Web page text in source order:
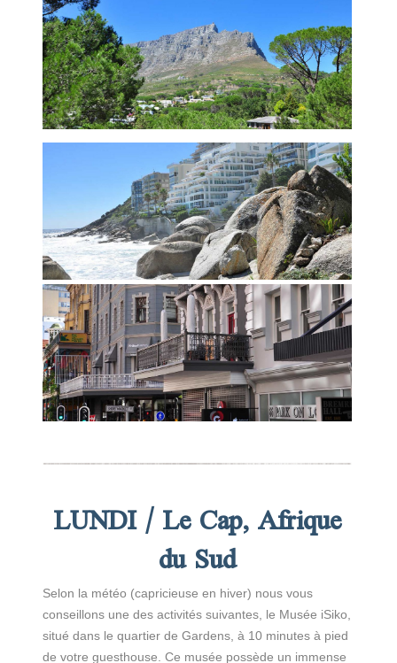
LUNDI / Le Cap, Afrique
du Sud
Selon la météo (capricieuse en hiver) nous vous
conseillons une des activités suivantes, le Musée iSiko,
situé dans le quartier de Gardens, à 10 minutes à pied
de votre guesthouse. Ce musée possède un immense